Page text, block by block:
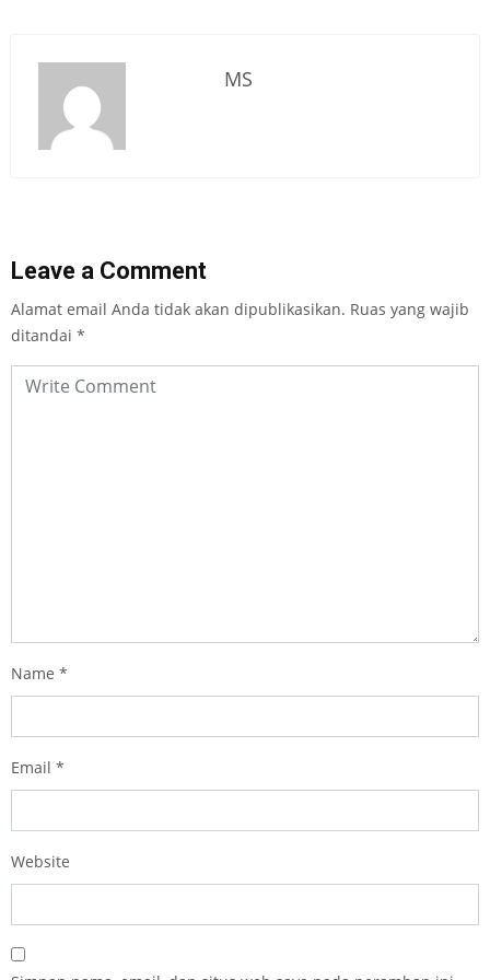
MS
Leave a Comment
Alamat email Anda tidak akan dipublikasikan. Ruas yang wajib
ditandai *
Name *
Email *
Website